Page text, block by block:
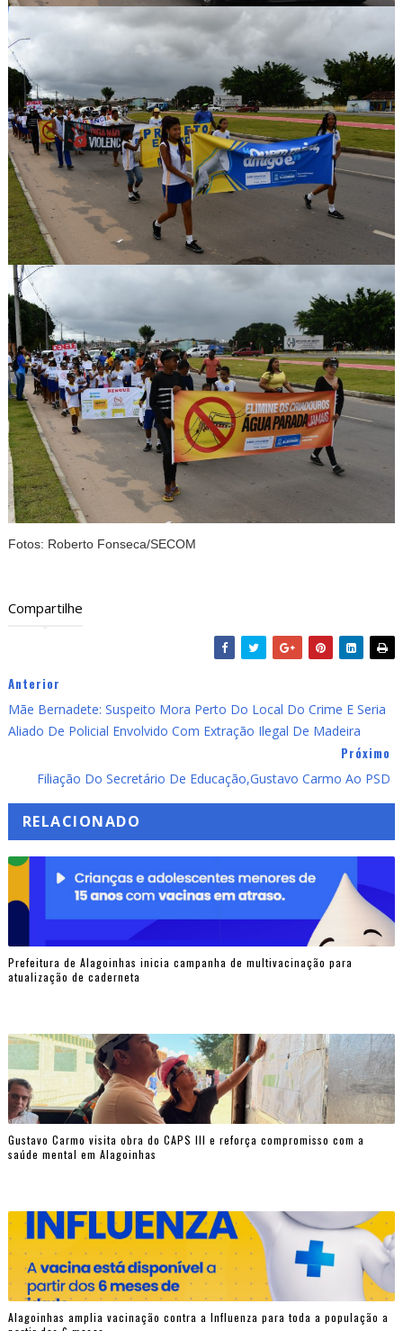
Fotos: Roberto Fonseca/SECOM
Compartilhe
Anterior
Mãe Bernadete: Suspeito Mora Perto Do Local Do Crime E Seria
Aliado De Policial Envolvido Com Extração Ilegal De Madeira
Próximo
Filiação Do Secretário De Educação,Gustavo Carmo Ao PSD
RELACIONADO
Prefeitura de Alagoinhas inicia campanha de multivacinação para
atualização de caderneta
Gustavo Carmo visita obra do CAPS III e reforça compromisso com a
saúde mental em Alagoinhas
Alagoinhas amplia vacinação contra a Influenza para toda a população a